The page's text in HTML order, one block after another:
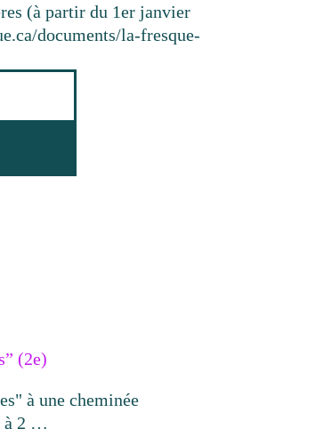
(à partir du 1er janvier
documents/la-fresque-
(2e)
à une cheminée
à 2 …